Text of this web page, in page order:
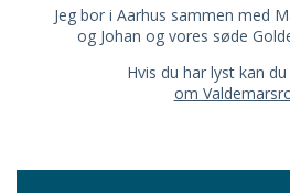
Jeg bor i Aarhus sammen med
og Johan og vores søde
Hvis du har lyst kan
om